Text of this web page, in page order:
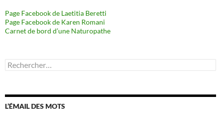
Page Facebook de Laetitia Beretti
Page Facebook de Karen Romani
Carnet de bord d’une Naturopathe
Rechercher :
L’ÉMAIL DES MOTS